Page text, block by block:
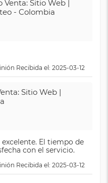
Venta: Sitio Web |
- Colombia
Recibida el: 2025-03-12
Sitio Web |
El tiempo de
con el servicio.
Recibida el: 2025-03-12